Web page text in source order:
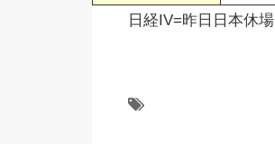
日経IV=昨日日本休場